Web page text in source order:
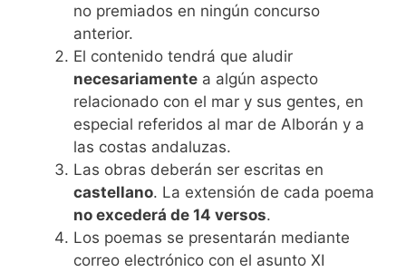
no premiados en ningún concurso
anterior.
El contenido tendrá que aludir
necesariamente a algún aspecto
relacionado con el mar y sus gentes, en
especial referidos al mar de Alborán y a
las costas andaluzas.
Las obras deberán ser escritas en
castellano. La extensión de cada poema
no excederá de 14 versos.
Los poemas se presentarán mediante
correo electrónico con el asunto XI